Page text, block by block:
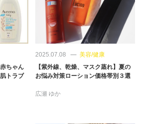
ちゃん
トラブ
2025.07.08
美容/健康
【紫外線、乾燥、マスク蒸れ】夏の
お悩み対策ローション価格帯別３選
広瀬 ゆか